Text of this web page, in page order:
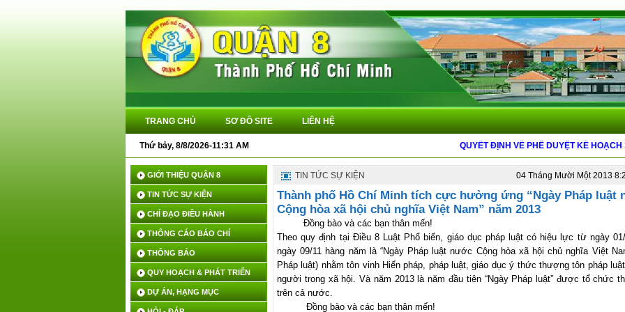
TRANG CHỦ SƠ ĐỒ SITE LIÊN HỆ
Thứ bảy, 8/8/2026-11:31 AM QUYẾT ĐỊNH VỀ PHÊ DUYỆT KẾ HOẠCH SỬ
GIỚI THIỆU QUẬN 8
TIN TỨC SỰ KIỆN
CHỈ ĐẠO ĐIỀU HÀNH
THÔNG CÁO BÁO CHÍ
THÔNG BÁO
QUY HOẠCH & PHÁT TRIỂN
DỰ ÁN, HẠNG MỤC
TIN TỨC SỰ KIỆN 04 Tháng Mười Một 2013
Thành phố Hồ Chí Minh tích cực hưởng ứng “Ngày Pháp luật
Cộng hòa xã hội chủ nghĩa Việt Nam” năm 2013
Đồng bào và các bạn thân mến!
Theo quy định tại Điều 8 Luật Phổ biến, giáo dục pháp luật có hiệu lực từ ngày 01/
ngày 09/11 hàng năm là “Ngày Pháp luật nước Cộng hòa xã hội chủ nghĩa Việt
Pháp luật) nhằm tôn vinh Hiến pháp, pháp luật, giáo dục ý thức thượng tôn pháp
người trong xã hội. Và năm 2013 là năm đầu tiên “Ngày Pháp luật” được tổ chức
trên cả nước.
Đồng bào và các bạn thân mến!